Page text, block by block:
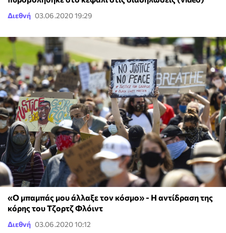
Διεθνή 03.06.2020 19:29
«Ο μπαμπάς μου άλλαξε τον κόσμο» - Η αντίδραση της
κόρης του Τζορτζ Φλόιντ
Διεθνή 03.06.2020 10:12